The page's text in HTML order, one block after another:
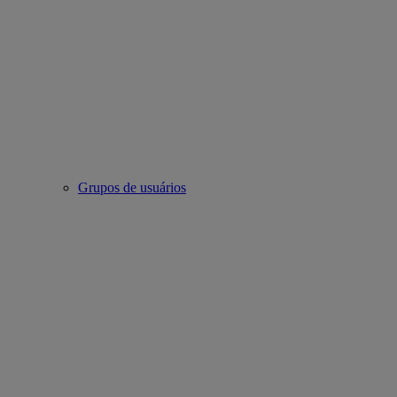
Grupos de usuários